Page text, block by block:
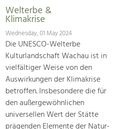
Welterbe &
Klimakrise
Wednesday, 01 May 2024
Die UNESCO-Welterbe
Kulturlandschaft Wachau ist in
vielfältiger Weise von den
Auswirkungen der Klimakrise
betroffen. Insbesondere die für
den außergewöhnlichen
universellen Wert der Stätte
prägenden Elemente der Natur-